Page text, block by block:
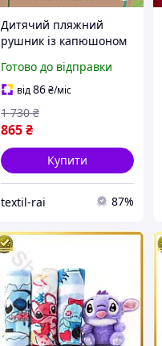
Дитячий пляжний
рушник із капюшоном
для дітей довговічне
Домашнє дитяче пончо
Готово до відправки
від86₴/міс
865₴
1 730 ₴
Купити
textil-rai 87%